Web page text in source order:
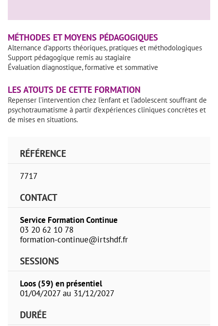
MÉTHODES ET MOYENS PÉDAGOGIQUES
Alternance d’apports théoriques, pratiques et méthodologiques
Support pédagogique remis au stagiaire
Évaluation diagnostique, formative et sommative
LES ATOUTS DE CETTE FORMATION
Repenser l’intervention chez l’enfant et l’adolescent souffrant de
psychotraumatisme à partir d’expériences cliniques concrètes et
de mises en situations.
RÉFÉRENCE
7717
CONTACT
Service Formation Continue
03 20 62 10 78
formation-continue@irtshdf.fr
SESSIONS
Loos (59) en présentiel
01/04/2027 au 31/12/2027
DURÉE